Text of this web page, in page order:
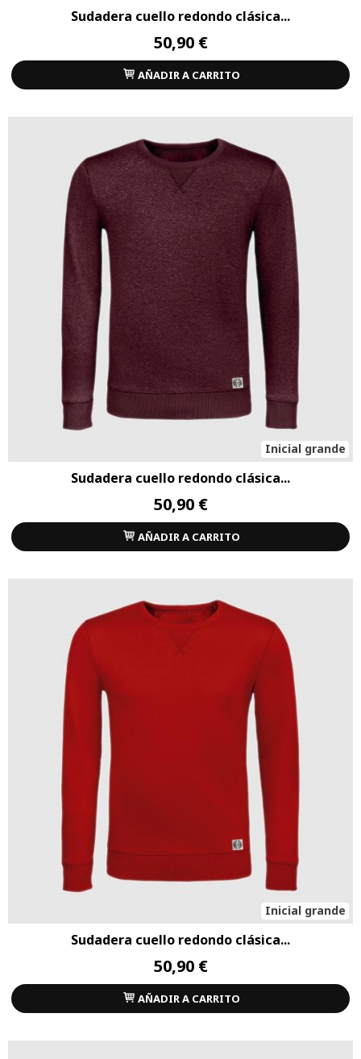
Sudadera cuello redondo clásica...
50,90 €
AÑADIR A CARRITO
Inicial grande
Sudadera cuello redondo clásica...
50,90 €
AÑADIR A CARRITO
Inicial grande
Sudadera cuello redondo clásica...
50,90 €
AÑADIR A CARRITO